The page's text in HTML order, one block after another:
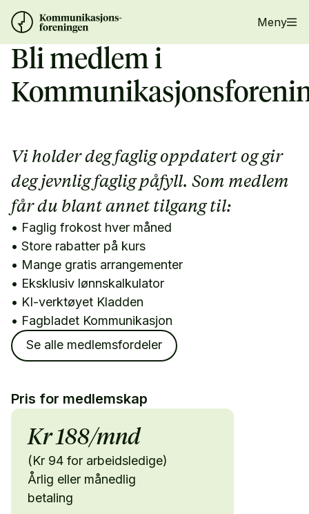
Meny
Bli medlem i
Vi holder deg faglig oppdatert og gir
deg jevnlig faglig påfyll. Som medlem
får du blant annet tilgang til:
• Faglig frokost hver måned
• Store rabatter på kurs
• Mange gratis arrangementer
• Eksklusiv lønnskalkulator
• KI-verktøyet Kladden
• Fagbladet Kommunikasjon
Se alle medlemsfordeler
Pris for medlemskap
Kr 188/mnd
(Kr 94 for arbeidsledige)
Årlig eller månedlig
betaling